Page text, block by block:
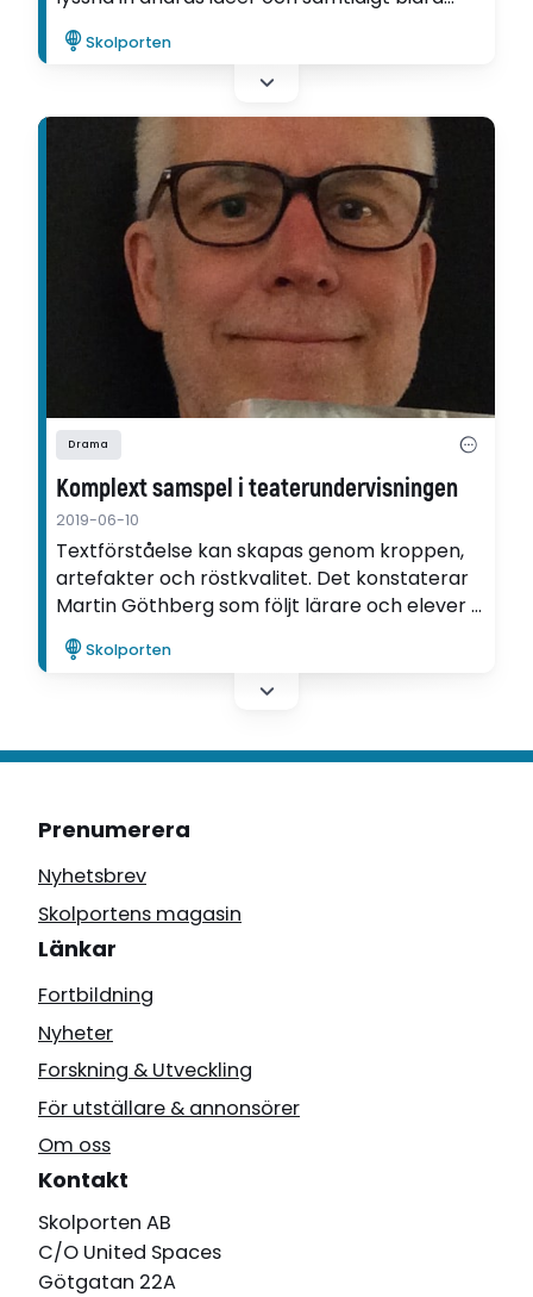
med egna. En komplex process, konstaterar
Anna Johansson i sin avhandling.
Skolporten
Drama
Komplext samspel i teaterundervisningen
2019-06-10
Textförståelse kan skapas genom kroppen,
artefakter och röstkvalitet. Det konstaterar
Martin Göthberg som följt lärare och elever i
Skolporten
Prenumerera
Nyhetsbrev
Skolportens magasin
Länkar
Fortbildning
Nyheter
Forskning & Utveckling
För utställare & annonsörer
Om oss
Kontakt
Skolporten AB
C/O United Spaces
Götgatan 22A